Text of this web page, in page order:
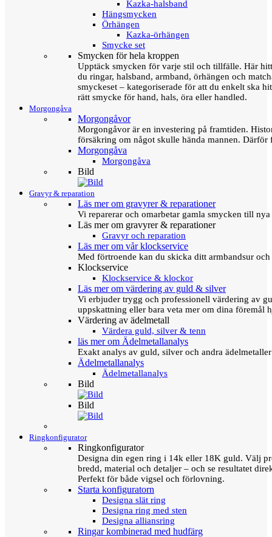
Kazka-halsband
Hängsmycken
Örhängen
Kazka-örhängen
Smycke set
Smycken för hela kroppen
Upptäck smycken för varje stil och tillfälle. Här
du ringar, halsband, armband, örhängen och
smyckeset – kategoriserade för att du enkelt ska
rätt smycke för hand, hals, öra eller handled.
Morgongåva
Morgongåvor
Morgongåvor är en investering på framtiden.
försäkring om något skulle hända mannen.
Morgongåva
Morgongåva
Bild
Gravyr & reparation
Läs mer om gravyrer & reparationer
Vi reparerar och omarbetar gamla smycken till
Läs mer om gravyrer & reparationer
Gravyr och reparation
Läs mer om vår klockservice
Med förtroende kan du skicka ditt armbandsur
Klockservice
Klockservice & klockor
Läs mer om värdering av guld & silver
Vi erbjuder trygg och professionell värdering av
uppskattning eller bara veta mer om dina föremål
Värdering av ädelmetall
Värdera guld, silver & tenn
läs mer om Ädelmetallanalys
Exakt analys av guld, silver och andra
Ädelmetallanalys
Ädelmetallanalys
Bild
Bild
Ringkonfigurator
Ringkonfigurator
Designa din egen ring i 14k eller 18K guld. Välj
bredd, material och detaljer – och se resultatet
Perfekt för både vigsel och förlovning.
Starta konfiguratorn
Designa slät ring
Designa ring med sten
Designa alliansring
Ringar kombinerad med hudfärg